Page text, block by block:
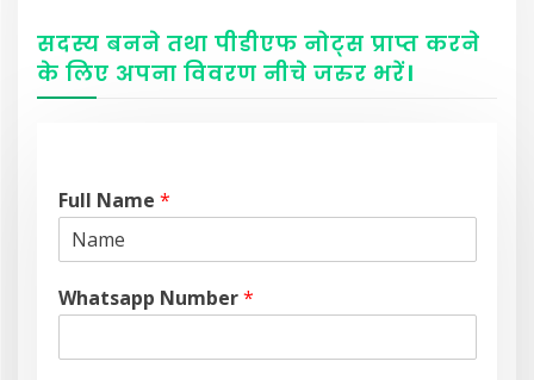
सदस्य बनने तथा पीडीएफ नोट्स प्राप्त करने
के लिए अपना विवरण नीचेजरुर भरें।
Full Name *
Whatsapp Number*